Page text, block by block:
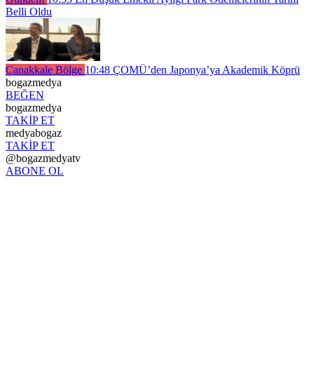
Belli Oldu
Çanakkale Bölge 10:48 ÇOMÜ’den Japonya’ya Akademik Köprü
bogazmedya
BEĞEN
bogazmedya
TAKİP ET
medyabogaz
TAKİP ET
@bogazmedyatv
ABONE OL